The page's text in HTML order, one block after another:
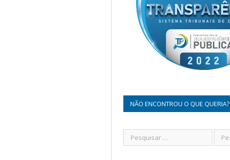
NÃO ENCONTROU O QUE QUERIA?